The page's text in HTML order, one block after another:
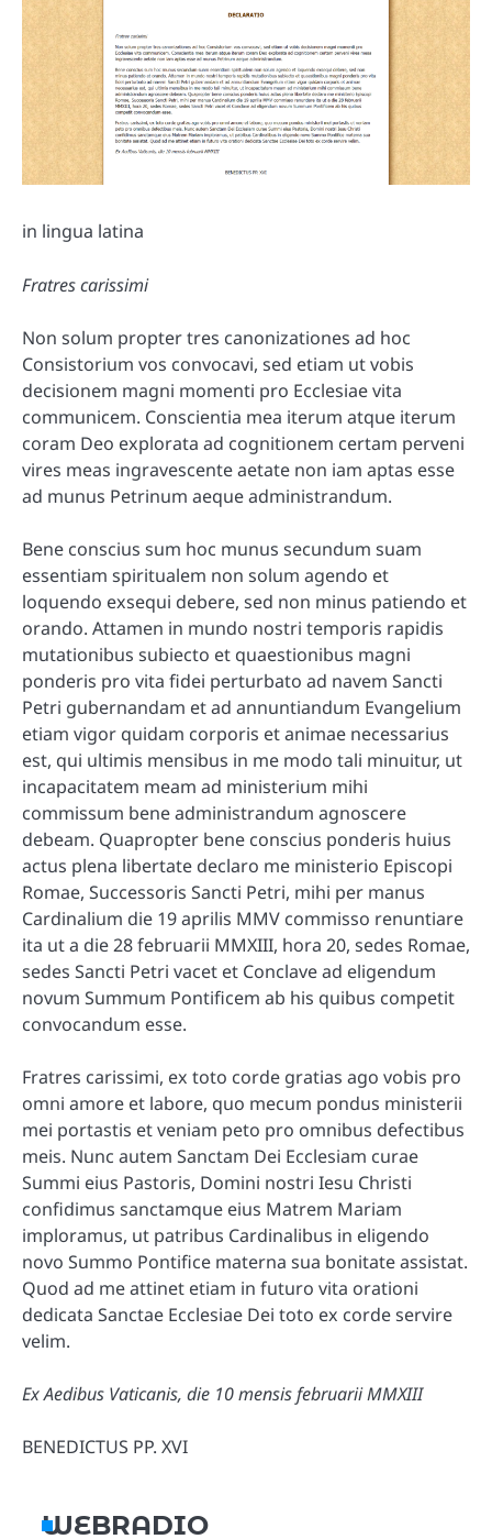
in lingua latina
Fratres carissimi
Non solum propter tres canonizationes ad hoc
Consistorium vos convocavi, sed etiam ut vobis
decisionem magni momenti pro Ecclesiae vita
communicem. Conscientia mea iterum atque iterum
coram Deo explorata ad cognitionem certam perveni
vires meas ingravescente aetate non iam aptas esse
ad munus Petrinum aeque administrandum.
Bene conscius sum hoc munus secundum suam
essentiam spiritualem non solum agendo et
loquendo exsequi debere, sed non minus patiendo et
orando. Attamen in mundo nostri temporis rapidis
mutationibus subiecto et quaestionibus magni
ponderis pro vita fidei perturbato ad navem Sancti
Petri gubernandam et ad annuntiandum Evangelium
etiam vigor quidam corporis et animae necessarius
est, qui ultimis mensibus in me modo tali minuitur, ut
incapacitatem meam ad ministerium mihi
commissum bene administrandum agnoscere
debeam. Quapropter bene conscius ponderis huius
actus plena libertate declaro me ministerio Episcopi
Romae, Successoris Sancti Petri, mihi per manus
Cardinalium die 19 aprilis MMV commisso renuntiare
ita ut a die 28 februarii MMXIII, hora 20, sedes Romae,
sedes Sancti Petri vacet et Conclave ad eligendum
novum Summum Pontificem ab his quibus competit
convocandum esse.
Fratres carissimi, ex toto corde gratias ago vobis pro
omni amore et labore, quo mecum pondus ministerii
mei portastis et veniam peto pro omnibus defectibus
meis. Nunc autem Sanctam Dei Ecclesiam curae
Summi eius Pastoris, Domini nostri Iesu Christi
confidimus sanctamque eius Matrem Mariam
imploramus, ut patribus Cardinalibus in eligendo
novo Summo Pontifice materna sua bonitate assistat.
Quod ad me attinet etiam in futuro vita orationi
dedicata Sanctae Ecclesiae Dei toto ex corde servire
velim.
Ex Aedibus Vaticanis, die 10 mensis februarii MMXIII
BENEDICTUS PP. XVI
WEBRADIO